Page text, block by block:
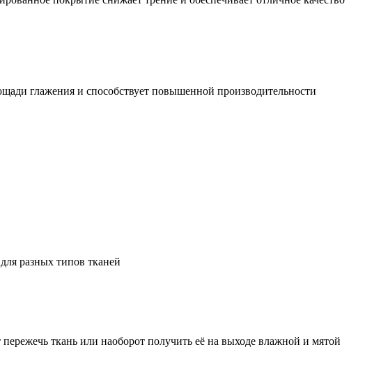
глажения и способствует повышенной производительности
разных типов тканей
ткань или наоборот получить её на выходе влажной и мятой